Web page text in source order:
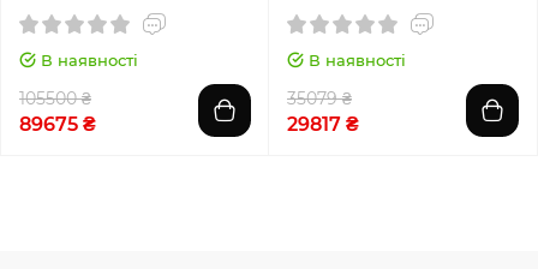
В наявності
105500 ₴
89675 ₴
В наявності
35079 ₴
29817 ₴